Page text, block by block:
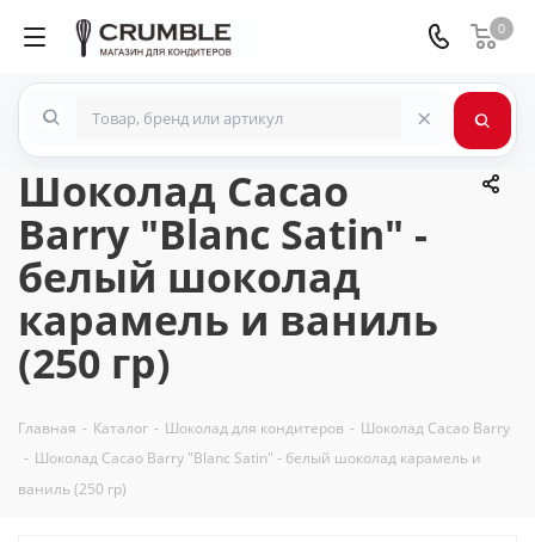
0
×
Шоколад Cacao
Barry "Blanc Satin" -
белый шоколад
карамель и ваниль
(250 гр)
Главная - Каталог - Шоколад для кондитеров - Шоколад Cacao Barry
- Шоколад Cacao Barry "Blanc Satin" - белый шоколад карамель и
ваниль (250 гр)